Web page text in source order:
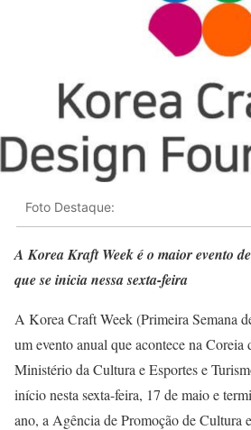
Foto Destaque:
A Korea Kraft Week é o maior evento
que se inicia nessa sexta-feira
A Korea Craft Week (Primeira Semana
um evento anual que acontece na
Ministério da Cultura e Esportes e
início nesta sexta-feira, 17 de maio e
ano, a Agência de Promoção de Cultura